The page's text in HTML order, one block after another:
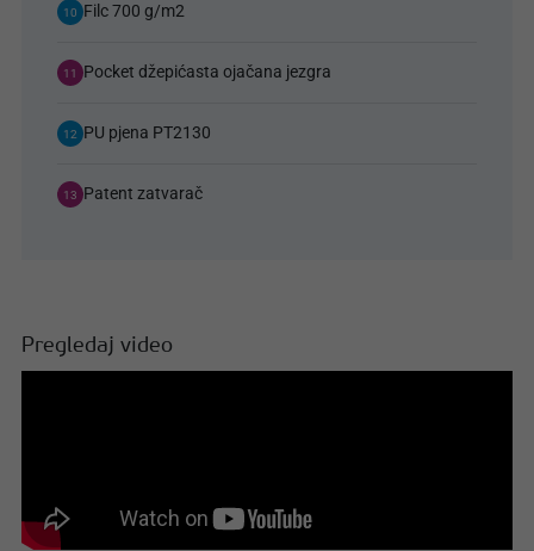
10 Filc 700 g/m2
11 Pocket džepićasta ojačana jezgra
12 PU pjena PT2130
13 Patent zatvarač
Pregledaj video